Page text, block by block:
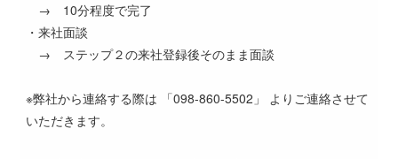
→ 10分程度で完了
・来社面談
→ ステップ２の来社登録後そのまま面談
※弊社から連絡する際は 「098-860-5502」 よりご連絡させて
いただきます。